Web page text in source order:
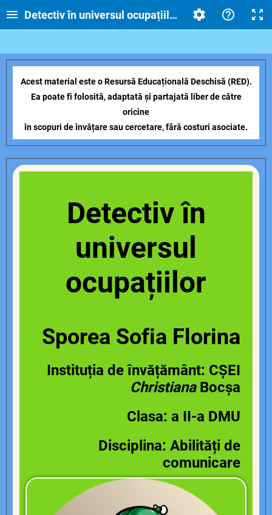
Detectiv în universul ocupațiilor
Acest material este o Resursă Educațională Deschisă (RED).
Ea poate fi folosită, adaptată și partajată liber de către
oricine
în scopuri de învățare sau cercetare, fără costuri asociate.
Detectiv în
universul
ocupațiilor
Sporea Sofia Florina
Instituția de învățământ: CȘEI
ChristianaBocșa
Clasa: a II-a DMU
Disciplina: Abilități de
comunicare